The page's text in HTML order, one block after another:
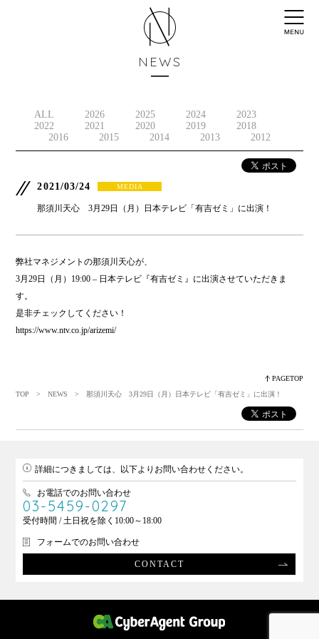
NEWS
ALL 2026 2025 2024
2023
2022
2021 2020 2019
2018
2016
2015 2014 2013 2012
2021/03/24 MEDIA
那須川天心 3月29日（月）日本テレビ「有吉ゼミ」に出演！
弊社マネジメントの那須川天心が、
3月29日（月）19:00 – 日本テレビ『有吉ゼミ』に出演させていただきま
す。
是非チェックしてください！
https://www.ntv.co.jp/arizemi/
PAGETOP
TOP
>NEWS > 那須川天心 3月29日（月）日本テレビ「有吉ゼミ」に出演！
詳細につきましては、以下よりお問い合わせください。
お電話でのお問い合わせ
03-5459-0297
受付時間 / 土日祝を除く10:00～18:00
フォームでのお問い合わせ
CONTACT